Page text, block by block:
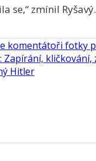
se,“ zmínil Ryšavý.